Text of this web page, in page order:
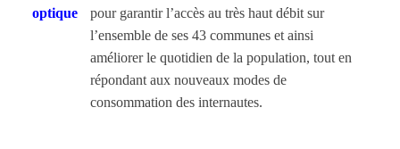
optique
pour garantir l’accès au très haut débit sur
l’ensemble de ses 43 communes et ainsi
améliorer le quotidien de la population, tout en
répondant aux nouveaux modes de
consommation des internautes.